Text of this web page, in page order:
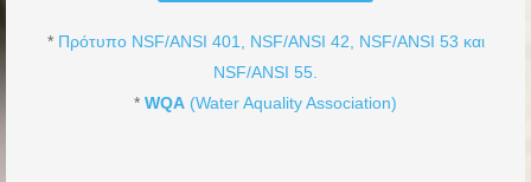
* Πρότυπο NSF/ANSI 401, NSF/ANSI 42, NSF/ANSI 53 και
NSF/ANSI 55.
* WQA (Water Aquality Association)